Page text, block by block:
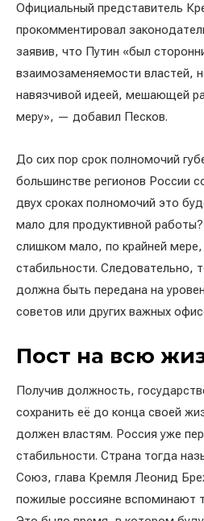
Официальный представитель
прокомментировал
заявив, что Путин «был
взаимозаменяемости властей,
навязчивой идеей, мешающей
меру», — добавил Песков.
До сих пор срок полномочий
большинстве регионов России
двух сроках полномочий это
мало для продуктивной
слишком мало, по крайней мере,
стабильности. Следовательно,
должна быть передана на
советов или других важных
Пост на всю
Получив должность,
сохранить её до конца своей
должен властям. Россия уже
стабильности. Страна тогда
Союз, глава Кремля Леонид
пожилые россияне вспоминают